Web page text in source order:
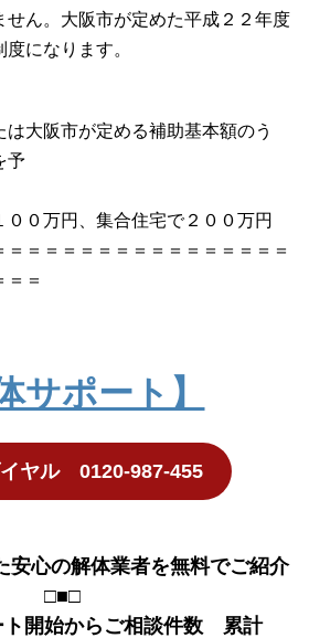
せん。大阪市が定めた平成２２年度
になります。
は大阪市が定める補助基本額のう
予
００万円、集合住宅で２００万円
＝＝＝＝＝＝＝＝＝＝＝＝＝＝＝＝
＝＝
サポート】
イヤル 0120-987-455
安心の解体業者を無料でご紹介
□■□
ト開始からご相談件数 累計